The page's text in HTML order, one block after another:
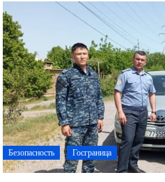
Безопасность Госграница